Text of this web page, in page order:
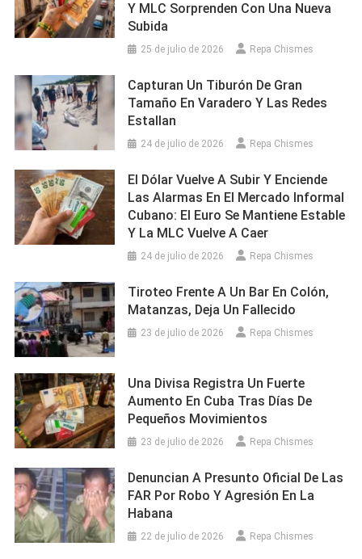
Y MLC Sorprenden Con Una Nueva
Subida
25 de julio de 2026 Repa Chismes
Capturan Un Tiburón De Gran
Tamaño En Varadero Y Las Redes
Estallan
24 de julio de 2026 Repa Chismes
El Dólar Vuelve A Subir Y Enciende
Las Alarmas En El Mercado Informal
Cubano: El Euro Se Mantiene Estable
Y La MLC Vuelve A Caer
24 de julio de 2026 Repa Chismes
Tiroteo Frente A Un Bar En Colón,
Matanzas, Deja Un Fallecido
23 de julio de 2026 Repa Chismes
Una Divisa Registra Un Fuerte
Aumento En Cuba Tras Días De
Pequeños Movimientos
23 de julio de 2026 Repa Chismes
Denuncian A Presunto Oficial De Las
FAR Por Robo Y Agresión En La
Habana
22 de julio de 2026 Repa Chismes